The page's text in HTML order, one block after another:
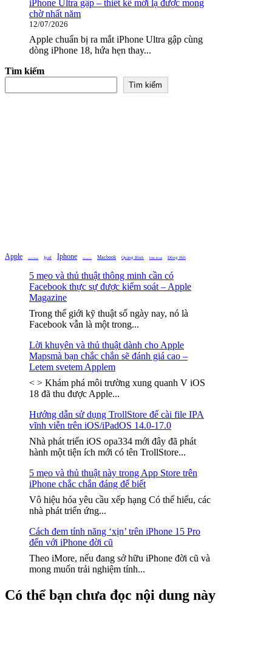
iPhone Ultra gập – thiết kế mới lạ được mong
chờ nhất năm
12/07/2026
Apple chuẩn bị ra mắt iPhone Ultra gập cùng
dòng iPhone 18, hứa hẹn thay...
Tìm kiếm
Tìm kiếm
Apple Apple Watch Ipad Iphone Iphone 16 Macbook Quảng Bình Điện thoại Đồng Hới
5 mẹo và thủ thuật thông minh cần có
Facebook thực sự được kiểm soát – Apple
Magazine
Trong thế giới kỹ thuật số ngày nay, nó là
Facebook vẫn là một trong...
Lời khuyên và thủ thuật dành cho Apple
Mapsmà bạn chắc chắn sẽ đánh giá cao –
Letem svetem Applem
< > Khám phá môi trường xung quanh V iOS
18 đã thu được Apple...
Hướng dẫn sử dụng TrollStore để cài file IPA
vĩnh viễn trên iOS/iPadOS 14.0-17.0
Nhà phát triển iOS opa334 mới đây đã phát
hành một tiện ích mới có tên TrollStore...
5 mẹo và thủ thuật này trong App Store trên
iPhone chắc chắn đáng để biết
Vô hiệu hóa yêu cầu xếp hạng Có thể hiểu, các
nhà phát triển ứng...
Cách đem tính năng ‘xịn’ trên iPhone 15 Pro
đến với iPhone đời cũ
Theo iMore, nếu đang sở hữu iPhone đời cũ và
mong muốn trải nghiệm tính...
Có thể bạn chưa đọc nội dung này